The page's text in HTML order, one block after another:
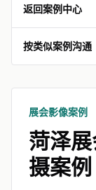
返回案例中心
按类似案例沟通
展会影像案例
菏泽
摄案例